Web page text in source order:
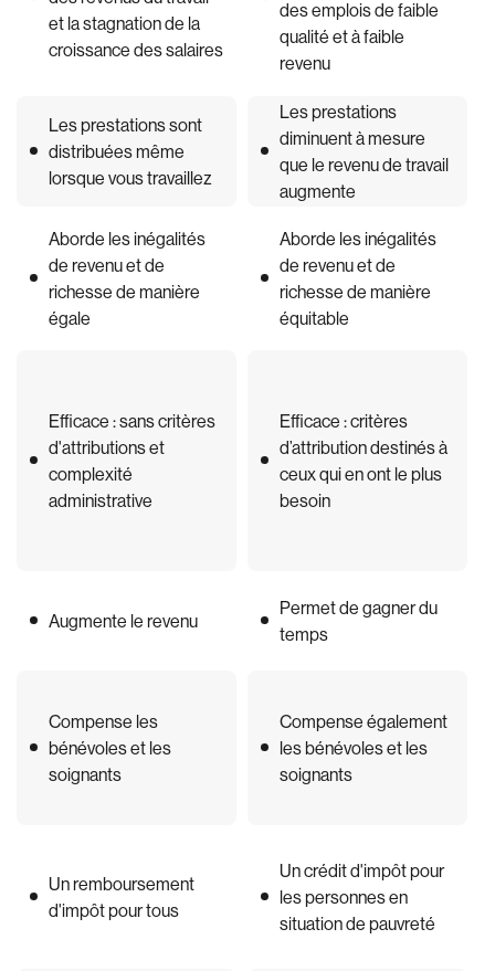
et la stagnation de la
croissance des salaires
Les prestations sont
distribuées même
lorsque vous travaillez
Aborde les inégalités
de revenu et de
richesse de manière
égale
Efficace : sans critères
d'attributions et
complexité
administrative
Augmente le revenu
Compense les
bénévoles et les
soignants
Un remboursement
d'impôt pour tous
des emplois de faible
qualité et à faible
revenu
Les prestations
diminuent à mesure
que le revenu de travail
augmente
Aborde les inégalités
de revenu et de
richesse de manière
équitable
Efficace : critères
d’attribution destinés à
ceux qui en ont le plus
besoin
Permet de gagner du
temps
Compense également
les bénévoles et les
soignants
Un crédit d'impôt pour
les personnes en
situation de pauvreté